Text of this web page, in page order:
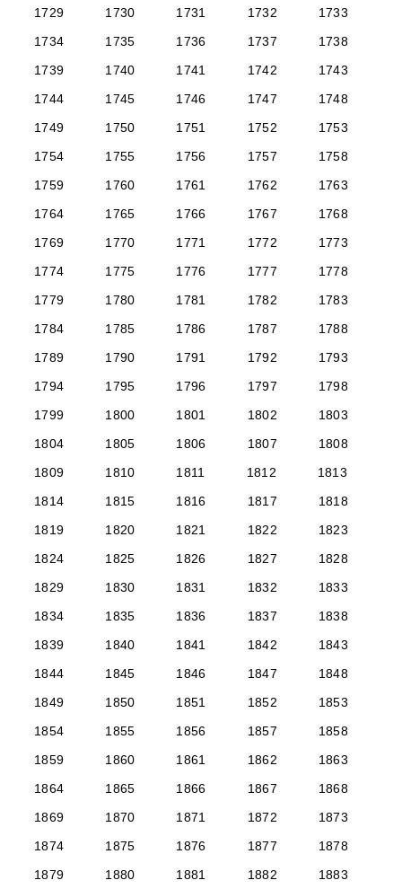
1729
1730 1731 1732
1733
1734
1735 1736 1737
1738
1739
1740 1741 1742
1743
1744
1745 1746 1747
1748
1749
1750 1751 1752
1753
1754
1755 1756 1757
1758
1759
1760 1761 1762
1763
1764
1765 1766 1767
1768
1769
1770 1771 1772
1773
1774
1775 1776 1777
1778
1779
1780 1781 1782
1783
1784
1785 1786 1787
1788
1789
1790 1791 1792
1793
1794
1795 1796 1797
1798
1799
1800 1801 1802
1803
1804
1805 1806 1807
1808
1809
1810 1811 1812
1813
1814
1815 1816 1817
1818
1819
1820 1821 1822
1823
1824
1825 1826 1827
1828
1829
1830 1831 1832
1833
1834
1835 1836 1837
1838
1839
1840 1841 1842
1843
1844
1845 1846 1847
1848
1849
1850 1851 1852
1853
1854
1855 1856 1857
1858
1859
1860 1861 1862
1863
1864
1865 1866 1867
1868
1869
1870 1871 1872
1873
1874
1875 1876 1877
1878
1879
1880 1881 1882
1883